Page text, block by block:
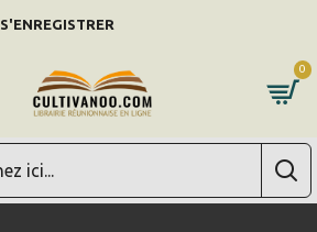
S'ENREGISTRER
0